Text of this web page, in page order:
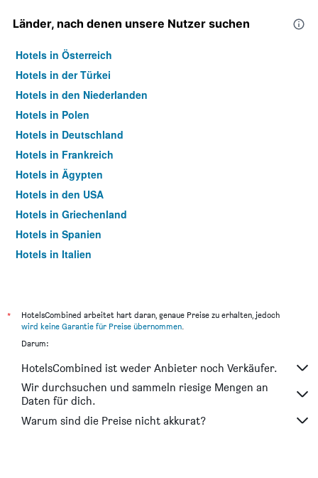
Länder, nach denen unsere Nutzer suchen
Hotels in Österreich
Hotels in der Türkei
Hotels in den Niederlanden
Hotels in Polen
Hotels in Deutschland
Hotels in Frankreich
Hotels in Ägypten
Hotels in den USA
Hotels in Griechenland
Hotels in Spanien
Hotels in Italien
*
HotelsCombined arbeitet hart daran, genaue Preise zu erhalten, jedoch
wird keine Garantie für Preise übernommen.
Darum:
HotelsCombined ist weder Anbieter noch Verkäufer.
Wir durchsuchen und sammeln riesige Mengen an
Daten für dich.
Warum sind die Preise nicht akkurat?